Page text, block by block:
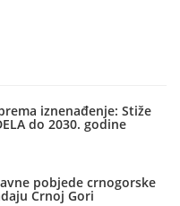
iznenađenje: Stiže
do 2030. godine
pobjede crnogorske
Crnoj Gori